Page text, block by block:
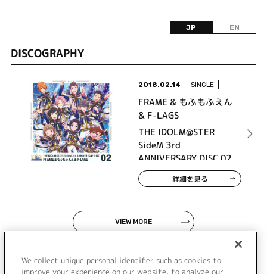
JP EN
DISCOGRAPHY
2018.02.14 SINGLE
FRAME & もふもふえん
& F-LAGS
THE IDOLM@STER
SideM 3rd
ANNIVERSARY DISC 02
詳細を見る
VIEW MORE
We collect unique personal identifier such as cookies to
improve your experience on our website, to analyze our